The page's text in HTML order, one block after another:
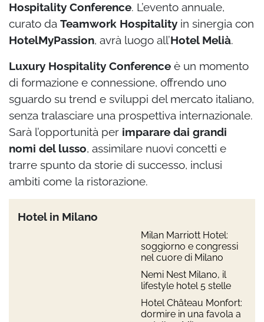
Hospitality Conference. L’evento annuale,
curato da Teamwork Hospitality in sinergia con
HotelMyPassion, avrà luogo all’Hotel Melià.
Luxury Hospitality Conference è un momento
di formazione e connessione, offrendo uno
sguardo su trend e sviluppi del mercato italiano,
senza tralasciare una prospettiva internazionale.
Sarà l’opportunità per imparare dai grandi
nomi del lusso, assimilare nuovi concetti e
trarre spunto da storie di successo, inclusi
ambiti come la ristorazione.
Hotel in Milano
Milan Marriott Hotel:
soggiorno e congressi
nel cuore di Milano
Nemi Nest Milano, il
lifestyle hotel 5 stelle
Hotel Château Monfort:
dormire in una favola a